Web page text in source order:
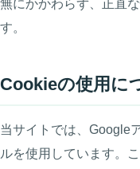
無にかかわらず、正直
す。
Cookieの使用に
当サイトでは、Google
ルを使用しています。